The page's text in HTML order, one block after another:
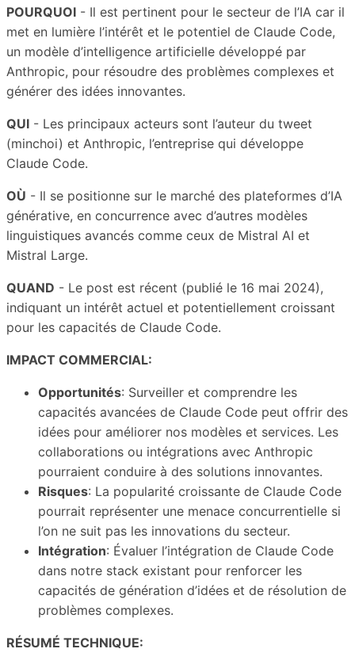
POURQUOI - Il est pertinent pour le secteur de l’IA car il
met en lumière l’intérêt et le potentiel de Claude Code,
un modèle d’intelligence artificielle développé par
Anthropic, pour résoudre des problèmes complexes et
générer des idées innovantes.
QUI - Les principaux acteurs sont l’auteur du tweet
(minchoi) et Anthropic, l’entreprise qui développe
Claude Code.
OÙ - Il se positionne sur le marché des plateformes d’IA
générative, en concurrence avec d’autres modèles
linguistiques avancés comme ceux de Mistral AI et
Mistral Large.
QUAND - Le post est récent (publié le 16 mai 2024),
indiquant un intérêt actuel et potentiellement croissant
pour les capacités de Claude Code.
IMPACT COMMERCIAL:
Opportunités: Surveiller et comprendre les
capacités avancées de Claude Code peut offrir des
idées pour améliorer nos modèles et services. Les
collaborations ou intégrations avec Anthropic
pourraient conduire à des solutions innovantes.
Risques: La popularité croissante de Claude Code
pourrait représenter une menace concurrentielle si
l’on ne suit pas les innovations du secteur.
Intégration: Évaluer l’intégration de Claude Code
dans notre stack existant pour renforcer les
capacités de génération d’idées et de résolution de
problèmes complexes.
RÉSUMÉ TECHNIQUE: